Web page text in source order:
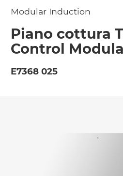
Modular Induction
Piano cottura
Control
E7368 025
Azienda/Privato *